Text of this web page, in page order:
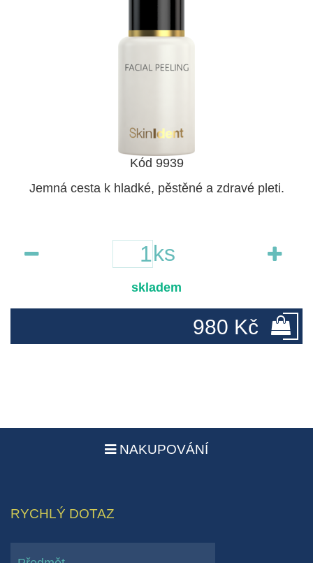
Kód 9939
Jemná cesta k hladké, pěstěné a zdravé pleti.
ks
skladem
980 Kč
NAKUPOVÁNÍ
RYCHLÝ DOTAZ